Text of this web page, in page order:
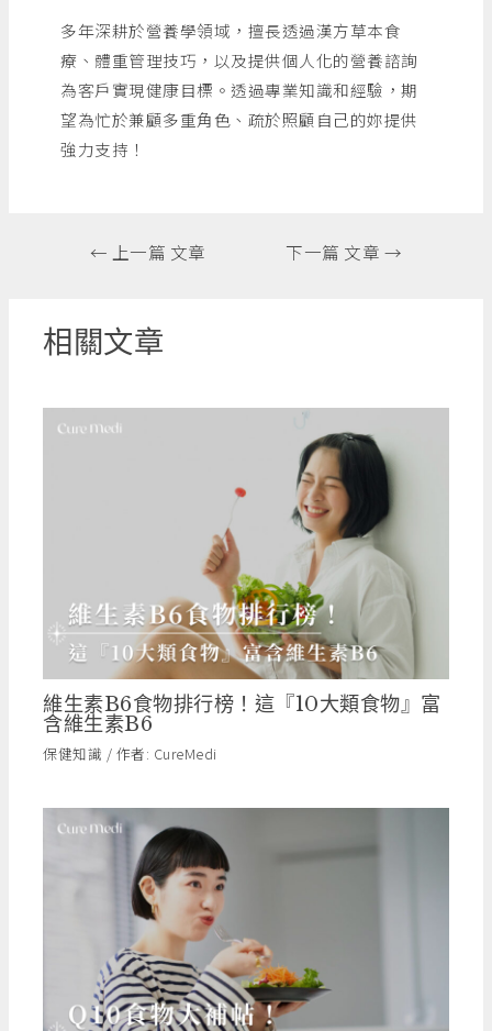
多年深耕於營養學領域，擅長透過漢方草本食
療、體重管理技巧，以及提供個人化的營養諮詢
為客戶實現健康目標。透過專業知識和經驗，期
望為忙於兼顧多重角色、疏於照顧自己的妳提供
強力支持！
← 上一篇 文章 下一篇 文章 →
相關文章
維生素B6食物排行榜！這『10大類食物』富
含維生素B6
保健知識 / 作者: CureMedi